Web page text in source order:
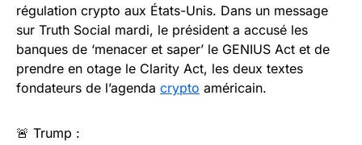
régulation crypto aux États-Unis. Dans un message
sur Truth Social mardi, le président a accusé les
banques de ‘menacer et saper’ le GENIUS Act et de
prendre en otage le Clarity Act, les deux textes
fondateurs de l’agenda crypto américain.
🚨 Trump :